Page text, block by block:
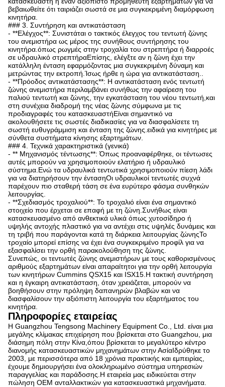
βεβαιωθείτε ότι ταιριάζει σωστά σε μια συγκεκριμένη διαμόρφωση
κινητήρα.
### 3. Συντήρηση και αντικατάσταση
- **Ελέγχος**: Συνιστάται ο τακτικός έλεγχος του τεντωτή ζώνης
του ανεμιστήρα ως μέρος της συνήθους συντήρησης του
κινητήρα.όπως ρωγμές στην τροχαλία του στρεπτήρα ή διαρροές
σε υδραυλικό στρεπτήραΕπίσης, ελέγξτε αν η ζώνη έχει την
κατάλληλη ένταση εφαρμόζοντας μια συγκεκριμένη δύναμη και
μετρώντας την εκτροπή.Ίσως ήρθε η ώρα για αντικατάσταση..
- **Πρόοδος αντικατάστασης**: Η αντικατάσταση ενός τεντωτή
ζώνης ανεμιστήρα περιλαμβάνει συνήθως την αφαίρεση του
παλιού τεντωτή και ζώνης, την εγκατάσταση του νέου τεντωτή,και
στη συνέχεια διαδρομή της νέας ζώνης σύμφωνα με τις
προδιαγραφές του κατασκευαστήΕίναι σημαντικό να
ακολουθήσετε τις σωστές διαδικασίες για να διασφαλίσετε τη
σωστή ευθυγράμμιση και ένταση της ζώνης.ειδικά για κινητήρες με
σύνθετα συστήματα κίνησης εξαρτημάτων.
### 4. Τεχνικά χαρακτηριστικά (γενικά)
- ** Μηχανισμός τέντωσης**: Όπως προαναφέρθηκε, οι τέντωσες
αυτές μπορούν να χρησιμοποιούν ελατήριο ή υδραυλικό
σύστημα.Ενώ τα υδραυλικά τεντωτικά χρησιμοποιούν πίεση λάδι
για να διατηρήσουν την έντασηΟι υδραυλικοί τεντωτές συχνά
παρέχουν πιο σταθερή τάση σε ένα ευρύτερο φάσμα συνθηκών
λειτουργίας.
- **Σχεδιασμός τροχαλιού**: Το τροχαλιό είναι ένα σημαντικό
στοιχείο που έρχεται σε επαφή με τη ζώνη.Συνήθως είναι
κατασκευασμένο από ανθεκτικά υλικά όπως χυτοσίδηρο ή
υψηλής αντοχής πλαστικό για να αντέχει στις υψηλές δυνάμεις και
τη τριβή που παράγονται κατά τη διάρκεια λειτουργίας ζώνηςΤο
τροχαίο μπορεί επίσης να έχει ένα συγκεκριμένο προφίλ για να
εξασφαλίσει την ορθή παρακολούθηση της ζώνης.
Συνεπώς, οι τεντωτές ζώνης ανεμιστήρων με τους καθορισμένους
αριθμούς εξαρτημάτων είναι απαραίτητοι για την ορθή λειτουργία
των κινητήρων Cummins QSX15 και ISX15.Η τακτική συντήρηση
και η έγκαιρη αντικατάσταση, όταν χρειάζεται, μπορούν να
βοηθήσουν στην πρόληψη δαπανηρών βλαβών και να
διασφαλίσουν την αξιόπιστη λειτουργία του εξαρτήματος του
κινητήρα.
Πληροφορίες εταιρείας
Η Guangzhou Tengsong Machinery Equipment Co., Ltd. είναι μια
μεγάλης κλίμακας επιχείρηση που βρίσκεται στο Guangzhou, μια
διάσημη πόλη στην Κίνα,όπου βρίσκεται το μεγαλύτερο κέντρο
διανομής κατασκευαστικών μηχανημάτων στην ΑσίαΙδρύθηκε το
2003, με περισσότερα από 18 χρόνια πρακτικής και εμπειρίας,
έχουμε δημιουργήσει ένα ολοκληρωμένο σύστημα υπηρεσιών
παραγγελίας και παράδοσης.Η εταιρεία μας ειδικεύεται στην
πώληση OEM ανταλλακτικών για κατασκευαστικά μηχανήματα.